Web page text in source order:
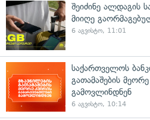
შეიძინე ალდაგის
მიიღე
6 აგვისტო, 11:01
საქართველოს
გათამაშების
გამოვლინდნენ
6 აგვისტო, 10:14